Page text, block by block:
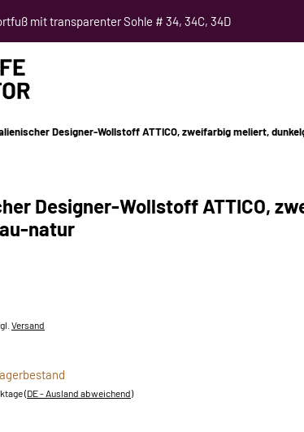
mit transparenter Sohle # 34, 34C, 34D
Designer-Wollstoff ATTICO, zweifarbig meliert,
Designer-Wollstoff ATTICO,
natur
Versand
(DE - Ausland abweichend)